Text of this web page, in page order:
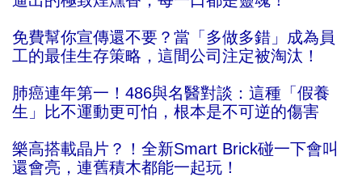
免費幫你宣傳還不要？當「多做多錯」成為員
工的最佳生存策略，這間公司注定被淘汰！
肺癌連年第一！486與名醫對談：這種「假養
生」比不運動更可怕，根本是不可逆的傷害
樂高搭載晶片？！全新Smart Brick碰一下會叫
還會亮，連舊積木都能一起玩！